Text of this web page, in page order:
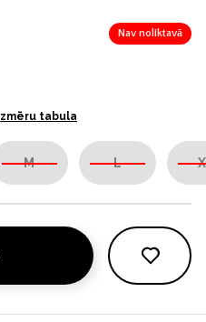
Nav noliktavā
Izmēru tabula
M L